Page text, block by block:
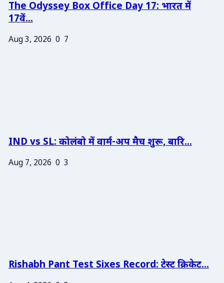
The Odyssey Box Office Day 17: भारत में
17वें...
Aug 3, 2026 0 7
IND vs SL: कोलंबो में वार्म-अप मैच शुरू, बारि...
Aug 7, 2026 0 3
Rishabh Pant Test Sixes Record: टेस्ट क्रिकेट...